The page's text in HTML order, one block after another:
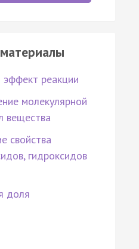
эффект реакции
молекулярной
вещества
свойства
гидроксидов
доля